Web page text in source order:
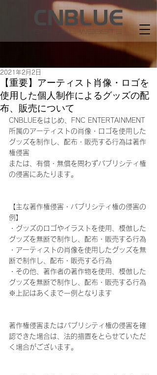
【重要】アーティスト肖像・ロゴを
使用した個人制作によるグッズの配
布、販売について
2021年2月2日
CNBLUEをはじめ、FNC ENTERTAINMENT
所属のアーティストの肖像・ロゴを使用した
グッズを制作し、配布・販売する行為は著作
権侵害
または、有償・無償を問わずパブリシティ権
の侵害にあたります。
【主な著作権侵害・パブリシティ権の侵害の
例】
・グッズのロゴやイラストを使用、模倣した
グッズを無断で制作し、配布・販売する行為
・アーティストの肖像を使用したグッズを無
断で制作し、配布・販売する行為
・その他、著作者の著作物を使用、模倣した
グッズを無断で制作し、配布・販売する行為
※上記はあくまで一例となります
著作権侵害またはパブリシティ権の侵害を確
認できた場合は、法的措置をとらせていただ
く場合がございます。